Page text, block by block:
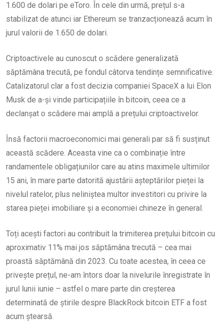
1.600 de dolari pe eToro. În cele din urmă, prețul s-a
stabilizat de atunci iar Ethereum se tranzacționează acum în
jurul valorii de 1.650 de dolari.
Criptoactivele au cunoscut o scădere generalizată
săptămâna trecută, pe fondul câtorva tendințe semnificative.
Catalizatorul clar a fost decizia companiei SpaceX a lui Elon
Musk de a-și vinde participațiile în bitcoin, ceea ce a
declanșat o scădere mai amplă a prețului criptoactivelor.
Însă factorii macroeconomici mai generali par să fi susținut
această scădere. Aceasta vine ca o combinație între
randamentele obligațiunilor care au atins maximele ultimilor
15 ani, în mare parte datorită ajustării așteptărilor pieței la
nivelul ratelor, plus neliniștea multor investitori cu privire la
starea pieței imobiliare și a economiei chineze în general.
Toți acești factori au contribuit la trimiterea prețului bitcoin cu
aproximativ 11% mai jos săptămâna trecută – cea mai
proastă săptămână din 2023. Cu toate acestea, în ceea ce
privește prețul, ne-am întors doar la nivelurile înregistrate în
jurul lunii iunie – astfel o mare parte din creșterea
determinată de știrile despre BlackRock bitcoin ETF a fost
acum ștearsă.